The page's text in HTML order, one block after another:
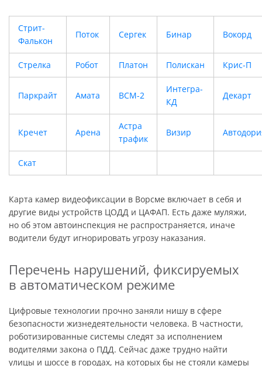
Стрит-
Фалькон
Поток Сергек Бинар Вокорд
Стрелка Робот Платон Полискан Крис-П
Паркрайт Амата ВСМ-2
Интегра-
КД
Декарт
Кречет Арена
Астра
трафик
Визир
Скат
Карта камер видеофиксации в Ворсме включает в себя и
другие виды устройств ЦОДД и ЦАФАП. Есть даже муляжи,
но об этом автоинспекция не распространяется, иначе
водители будут игнорировать угрозу наказания.
Перечень нарушений, фиксируемых
в автоматическом режиме
Цифровые технологии прочно заняли нишу в сфере
безопасности жизнедеятельности человека. В частности,
роботизированные системы следят за исполнением
водителями закона о ПДД. Сейчас даже трудно найти
улицы и шоссе в городах, на которых бы не стояли камеры